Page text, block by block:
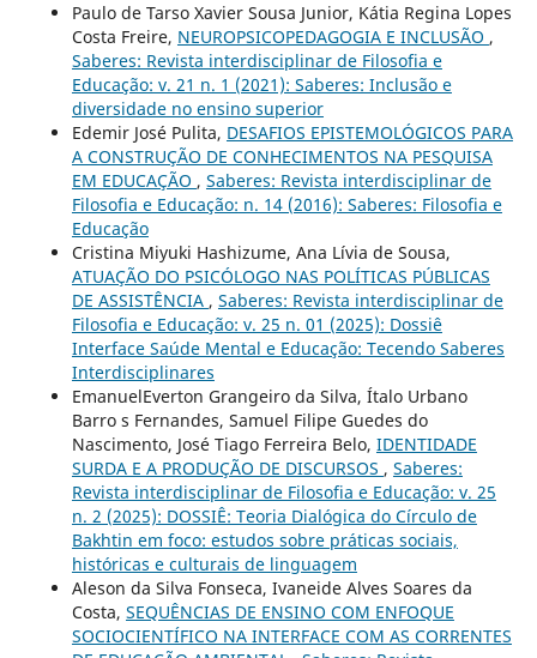
Paulo de Tarso Xavier Sousa Junior, Kátia Regina Lopes
Costa Freire, NEUROPSICOPEDAGOGIA E INCLUSÃO ,
Saberes: Revista interdisciplinar de Filosofia e
Educação: v. 21 n. 1 (2021): Saberes: Inclusão e
diversidade no ensino superior
Edemir José Pulita, DESAFIOS EPISTEMOLÓGICOS PARA
A CONSTRUÇÃO DE CONHECIMENTOS NA PESQUISA
EM EDUCAÇÃO , Saberes: Revista interdisciplinar de
Filosofia e Educação: n. 14 (2016): Saberes: Filosofia e
Educação
Cristina Miyuki Hashizume, Ana Lívia de Sousa,
ATUAÇÃO DO PSICÓLOGO NAS POLÍTICAS PÚBLICAS
DE ASSISTÊNCIA , Saberes: Revista interdisciplinar de
Filosofia e Educação: v. 25 n. 01 (2025): Dossiê
Interface Saúde Mental e Educação: Tecendo Saberes
Interdisciplinares
EmanuelEverton Grangeiro da Silva, Ítalo Urbano
Barro s Fernandes, Samuel Filipe Guedes do
Nascimento, José Tiago Ferreira Belo, IDENTIDADE
SURDA E A PRODUÇÃO DE DISCURSOS , Saberes:
Revista interdisciplinar de Filosofia e Educação: v. 25
n. 2 (2025): DOSSIÊ: Teoria Dialógica do Círculo de
Bakhtin em foco: estudos sobre práticas sociais,
históricas e culturais de linguagem
Aleson da Silva Fonseca, Ivaneide Alves Soares da
Costa, SEQUÊNCIAS DE ENSINO COM ENFOQUE
SOCIOCIENTÍFICO NA INTERFACE COM AS CORRENTES